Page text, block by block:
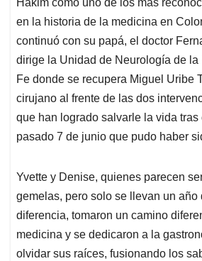
p
k
n
Hakim como uno de los más
en la historia de la medicina en
continuó con su papá, el doctor
dirige la Unidad de Neurología de la
Fe donde se recupera Miguel Uribe
cirujano al frente de las dos
que han logrado salvarle la vida tras
pasado 7 de junio que pudo haber
Yvette y Denise, quienes parecen
gemelas, pero solo se llevan un año
diferencia, tomaron un camino
medicina y se dedicaron a la
olvidar sus raíces, fusionando los